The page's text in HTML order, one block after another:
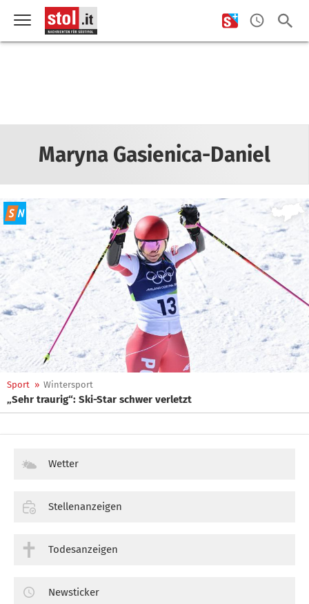
Maryna Gasienica-Daniel
Sport » Wintersport
„Sehr traurig“: Ski-Star schwer verletzt
Wetter
Stellenanzeigen
Todesanzeigen
Newsticker